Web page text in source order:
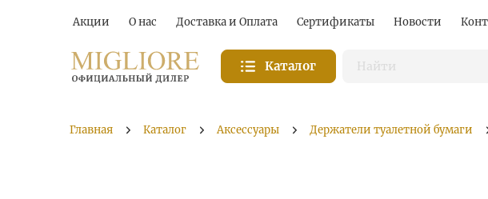
Акции О нас Доставка и Оплата Сертификаты Новости
Каталог
Главная Каталог Аксессуары Держатели туалетной бумаги